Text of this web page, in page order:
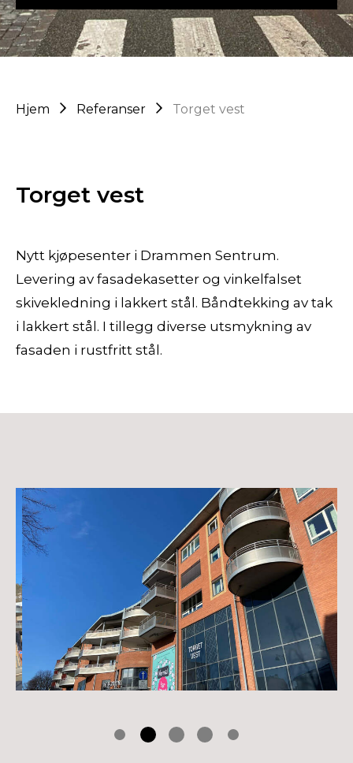
Hjem Referanser Torget vest
Torget vest
Nytt kjøpesenter i Drammen Sentrum.
Levering av fasadekasetter og vinkelfalset
skivekledning i lakkert stål. Båndtekking av tak
i lakkert stål. I tillegg diverse utsmykning av
fasaden i rustfritt stål.